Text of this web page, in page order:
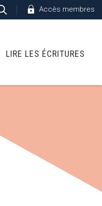
Accès membres
LIRE LES ÉCRITURES